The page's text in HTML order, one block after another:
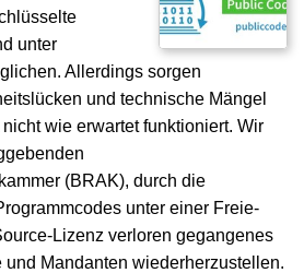
unter
Allerdings sorgen
und technische Mängel
wie erwartet funktioniert. Wir
(BRAK), durch die
unter einer Freie-
Lizenz verloren gegangenes
und Mandanten wiederherzustellen.